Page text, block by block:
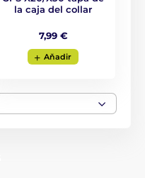
la caja del collar
7,99 €
Aňadir